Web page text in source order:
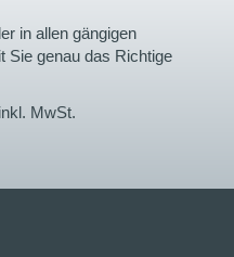
in allen gängigen
Sie genau das Richtige
MwSt.